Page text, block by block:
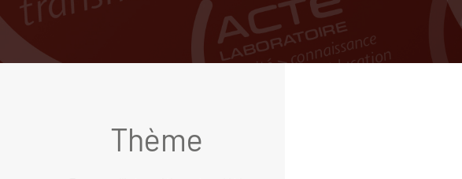
Thème